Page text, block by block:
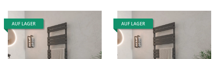
AUF LAGER AUF LAGER